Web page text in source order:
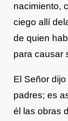
nacimiento,
ciego allí
de quien
para causar
El Señor
padres; es
él las obras